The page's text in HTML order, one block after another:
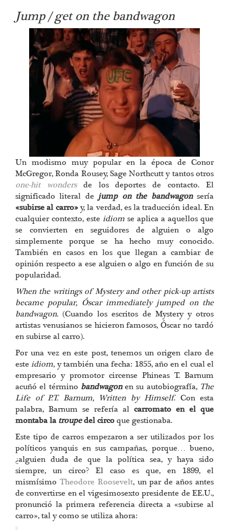
Jump / get on the bandwagon
Un modismo muy popular en la época de Conor
McGregor, Ronda Rousey, Sage Northcutt y tantos otros
one-hit wonders de los deportes de contacto. El
significado literal de jump on the bandwagon sería
«subirse al carro»y, la verdad, es la traducción ideal. En
cualquier contexto, este idiom se aplica a aquellos que
se convierten en seguidores de alguien o algo
simplemente porque se ha hecho muy conocido.
También en casos en los que llegan a cambiar de
opinión respecto a ese alguien o algo en función de su
popularidad.
When the writings of Mystery and other pick-up artists
became popular, Óscar immediately jumped on the
bandwagon. (Cuando los escritos de Mystery y otros
artistas venusianos se hicieron famosos, Óscar no tardó
en subirse al carro).
Por una vez en este post, tenemos un origen claro de
esteidiom, y también una fecha: 1855, año en el cual el
empresario y promotor circense Phineas T. Barnum
acuñó el término bandwagon en su autobiografía, The
Life of P.T. Barnum, Written by Himself. Con esta
palabra, Barnum se refería al carromato en el que
montaba latroupedel circoque gestionaba.
Este tipo de carros empezaron a ser utilizados por los
políticos yanquis en sus campañas, porque… bueno,
¿alguien duda de que la política sea, y haya sido
siempre, un circo? El caso es que, en 1899, el
mismísimo Theodore Roosevelt, un par de años antes
de convertirse en el vigesimosexto presidente de EE.U.,
pronunció la primera referencia directa a «subirse al
carro», tal y como se utiliza ahora: